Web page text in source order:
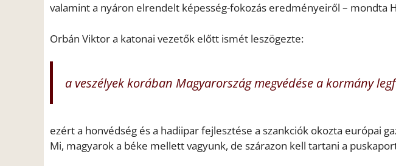
valamint a nyáron elrendelt képesség-fokozás eredményeiről – mondta
Orbán Viktor a katonai vezetők előtt ismét leszögezte:
a veszélyek korában Magyarország megvédése a kormány
ezért a honvédség és a hadiipar fejlesztése a szankciók okozta európai
Mi, magyarok a béke mellett vagyunk, de szárazon kell tartani a